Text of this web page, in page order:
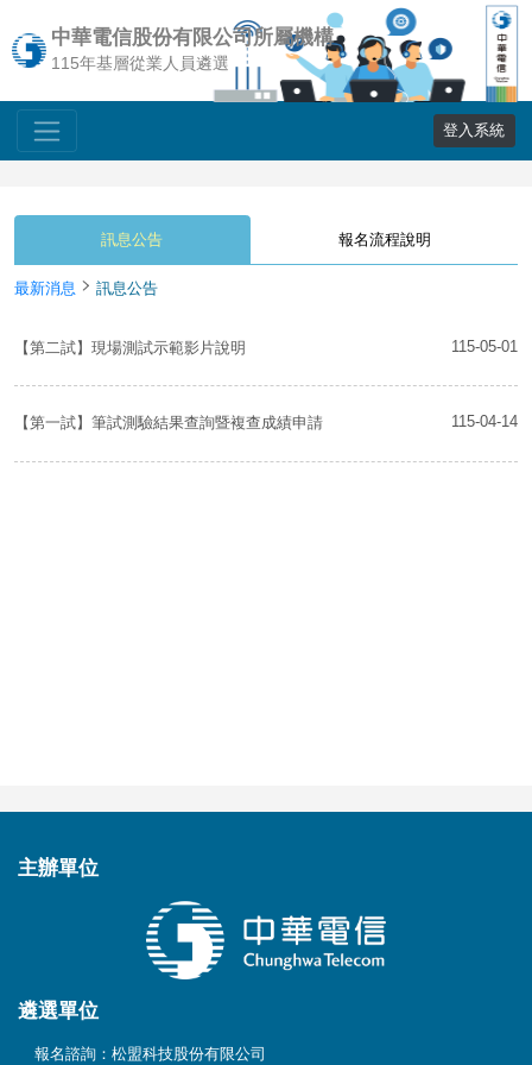
中華電信股份有限公司所屬機構
115年基層從業人員遴選
登入系統
訊息公告 報名流程說明
最新消息 訊息公告
【第二試】現場測試示範影片說明 115-05-01
【第一試】筆試測驗結果查詢暨複查成績申請 115-04-14
主辦單位
遴選單位
報名諮詢：松盟科技股份有限公司